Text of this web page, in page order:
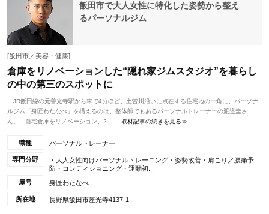
飯田市で大人女性に特化した姿勢から整え
るパーソナルジム
[飯田市／美容・健康]
倉庫をリノベーションした“隠れ家ジムスタジオ”を暮らし
の中の第三のスポットに
JR飯田線の元善光寺駅から車で4分ほど、土曽川沿いに点在する住宅地の一角に、パーソナ
ルジム「身匠わたなべ」を構えるのは、整体師でもあるパーソナルトレーナーの渡邉圭さ
ん。 自宅倉庫をリノベーション、2...
取材記事の続きを見る≫
職種 パーソナルトレーナー
専門分野
・大人女性向けパーソナルトレーニング・姿勢改善・肩こり／腰痛予
防・コンディショニング・運動初...
屋号
身匠わたなべ
所在地 長野県飯田市座光寺4137-1